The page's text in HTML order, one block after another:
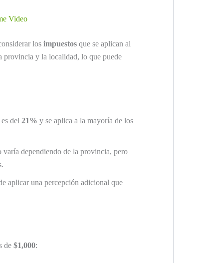
Video
los impuestos que se aplican al
provincia y la localidad, lo que puede
del 21% y se aplica a la mayoría de los
varía dependiendo de la provincia, pero
aplicar una percepción adicional que
de $1,000: